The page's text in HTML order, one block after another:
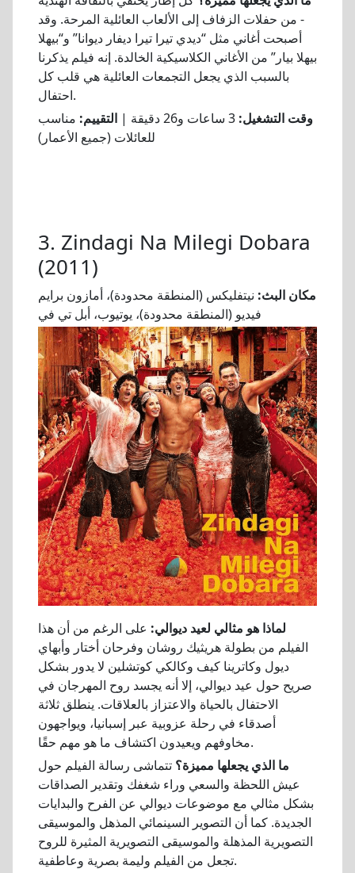
- من حفلات الزفاف إلى الألعاب العائلية المرحة. وقد
أصبحت أغاني مثل “ديدي تيرا تيرا ديفار ديوانا” و“بيهلا
بيهلا بيار” من الأغاني الكلاسيكية الخالدة. إنه فيلم يذكرنا
بالسبب الذي يجعل التجمعات العائلية هي قلب كل
احتفال.
وقت التشغيل:
التقييم: مناسب
للعائلات (جميع الأعمار)
3. Zindagi Na Milegi Dobara
(2011)
مكان البث: نيتفليكس (المنطقة محدودة)، أمازون برايم
فيديو (المنطقة محدودة)، يوتيوب، أبل تي في
لماذا هو مثالي لعيد ديوالي: على الرغم من أن هذا
الفيلم من بطولة هريثيك روشان وفرحان أختار وأبهاي
ديول وكاترينا كيف وكالكي كوتشلين لا يدور بشكل
صريح حول عيد ديوالي، إلا أنه يجسد روح المهرجان في
الاحتفال بالحياة والاعتزاز بالعلاقات. ينطلق ثلاثة
أصدقاء في رحلة عزوبية عبر إسبانيا، ويواجهون
مخاوفهم ويعيدون اكتشاف ما هو مهم حقًا.
ما الذي يجعلها مميزة؟ تتماشى رسالة الفيلم حول
عيش اللحظة والسعي وراء شغفك وتقدير الصداقات
بشكل مثالي مع موضوعات ديوالي عن الفرح والبدايات
الجديدة. كما أن التصوير السينمائي المذهل والموسيقى
التصويرية المذهلة والموسيقى التصويرية المثيرة للروح
تجعل من الفيلم وليمة بصرية وعاطفية.